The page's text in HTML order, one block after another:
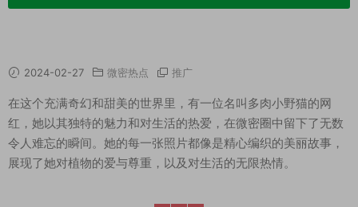
2024-02-27 微密热点 推广
在这个充满奇幻和甜美的世界里，有一位名叫多肉小野猫的网
红，她以其独特的魅力和对生活的热爱，在微密圈中留下了无数
令人难忘的瞬间。她的每一张照片都像是精心编织的美丽故事，
展现了她对植物的爱与尊重，以及对生活的无限热情。